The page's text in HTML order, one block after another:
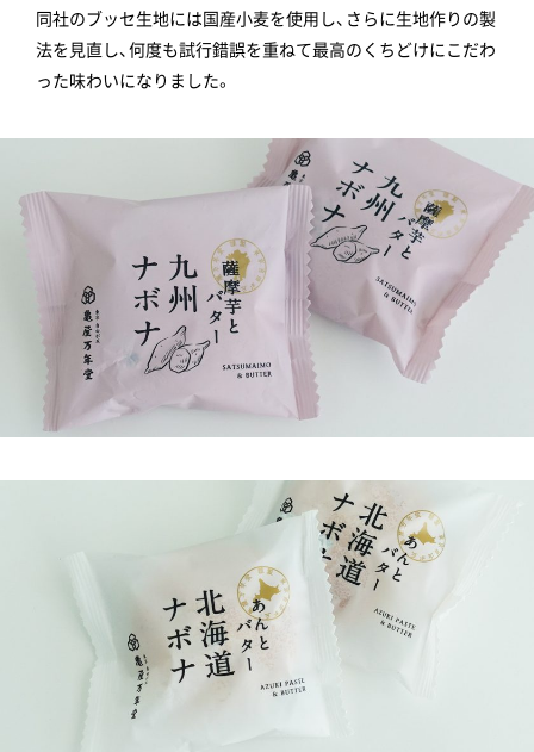
同社のブッセ生地には国産小麦を使用し、さらに生地作りの製
法を見直し、何度も試行錯誤を重ねて最高のくちどけにこだわ
った味わいになりました。